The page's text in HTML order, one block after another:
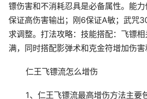
镖伤害和不消耗忍具是必备属性。能力
保证高伤害输出；刚6保证A敏；武咒
求调整。打法攻略：技能搭配：飞镖
满，同时搭配影弹术和克金符增加伤害
仁王飞镖流怎么增伤
1、仁王飞镖流最高增伤方法主要